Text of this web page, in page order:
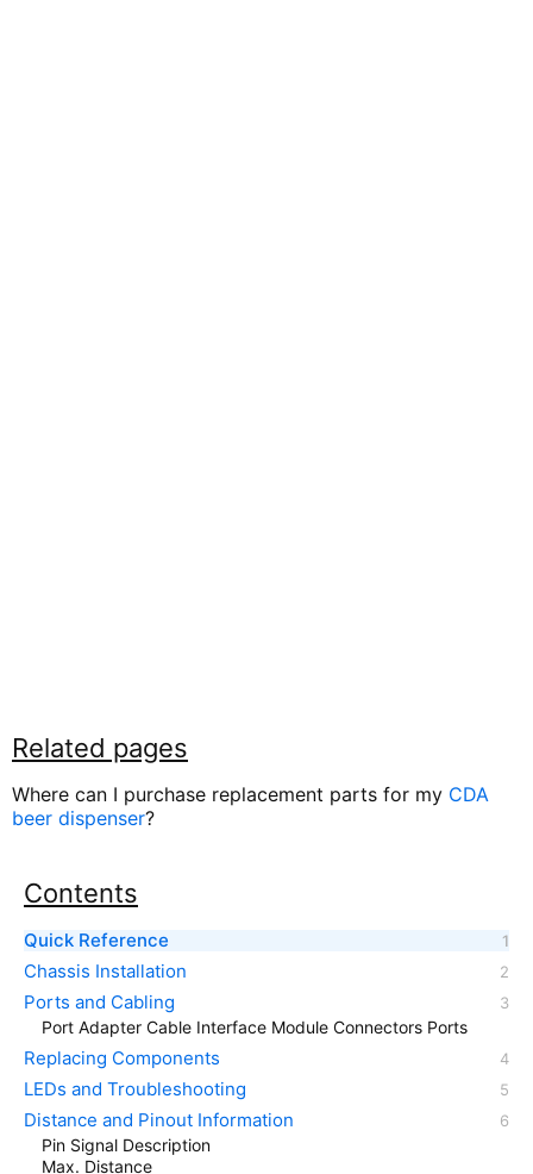
Related pages
Where can I purchase replacement parts for my CDA
beer dispenser?
Contents
Quick Reference
Chassis Installation
Ports and Cabling
Port Adapter Cable Interface Module Connectors Ports
Replacing Components
LEDs and Troubleshooting
Distance and Pinout Information
Pin Signal Description
Max. Distance